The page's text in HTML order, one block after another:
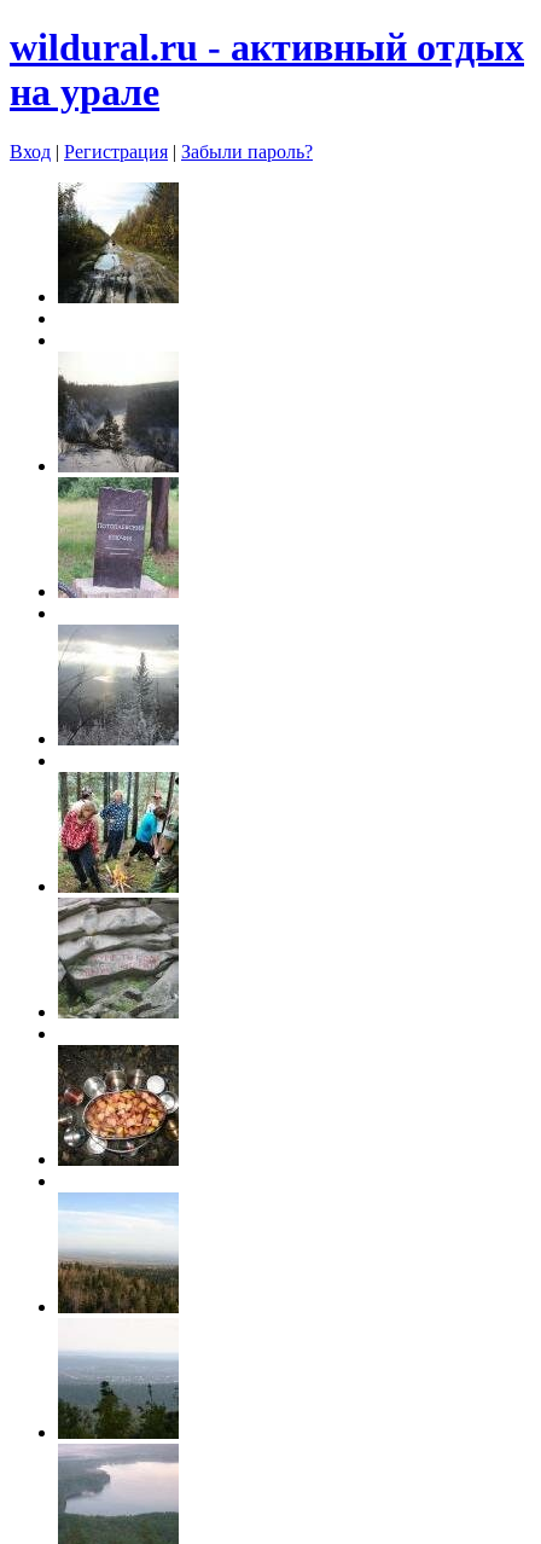
wildural.ru - aктивный отдых
на урале
Вход | Регистрация | Забыли пароль?